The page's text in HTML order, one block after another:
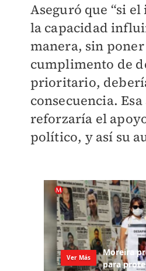
Aseguró que “si
la capacidad
manera, sin
cumplimento de
prioritario,
consecuencia.
reforzaría el
político, y así su